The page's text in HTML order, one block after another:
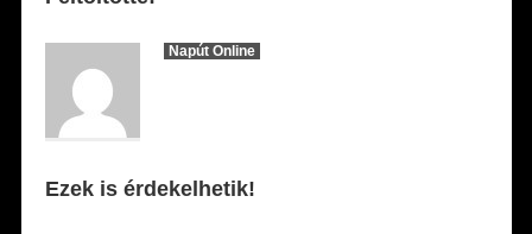
Napút Online
Ezek is érdekelhetik!